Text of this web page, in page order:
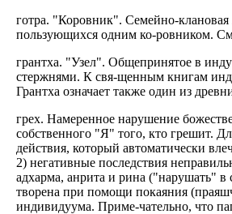
готра. "Коровник". Семейно-клановая
пользующихся одним ко-ровником.
грантха. "Узел". Общепринятое в
стержнями. К свя-щенным книгам
Грантха означает также один из
грех. Намеренное нарушение
собственного "Я" того, кто грешит.
действия, который автоматически
2) негативные последствия
адхарма, анрита и рина ("нарушать" в
творена при помощи покаяния
индивидуума. Приме-чательно, что